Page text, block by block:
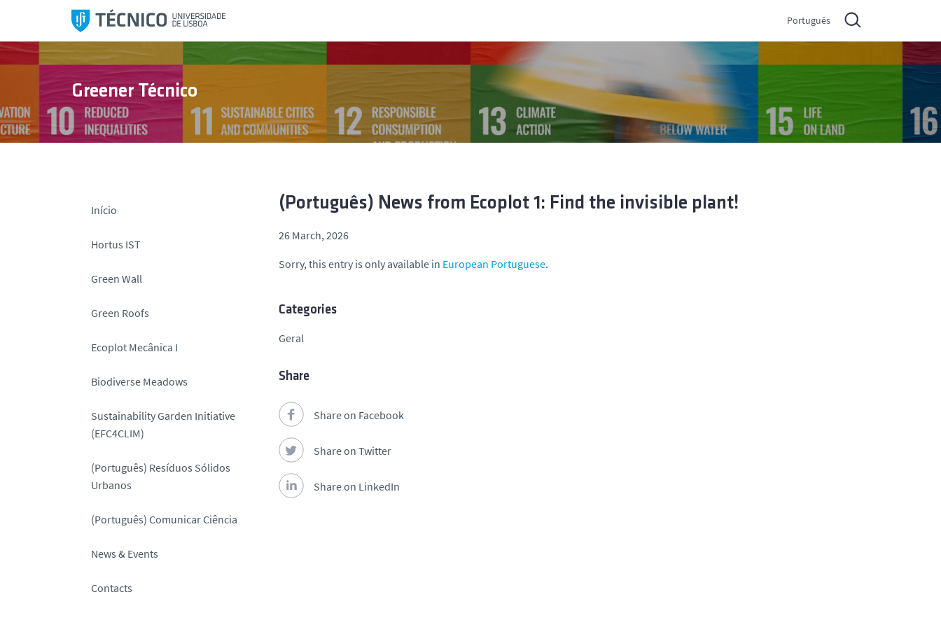
i
c
o
Português
Greener Técnico
Início
Hortus IST
Green Wall
Green Roofs
Ecoplot Mecânica I
Biodiverse Meadows
Sustainability Garden Initiative
(EFC4CLIM)
(Português) Resíduos Sólidos
Urbanos
(Português) Comunicar Ciência
News & Events
Contacts
(Português) News from Ecoplot 1: Find the invisible plant!
26 March, 2026
Sorry, this entry is only available in European Portuguese.
Categories
Geral
Share
Share on Facebook
Share on Twitter
Share on LinkedIn